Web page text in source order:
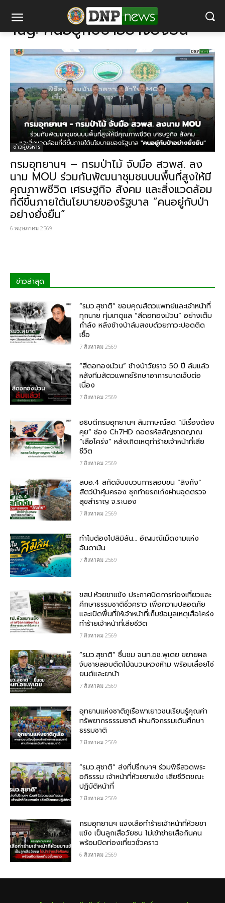
คนอยู่กับป่าอย่างยั่งยืน
Tag:คนอยู่กับป่าอย่างยั่งยืน
ข่าวผู้บริหาร
กรมอุทยานฯ – กรมป่าไม้ จับมือ สวพส.​ ลง
นาม MOU ร่วมกันพัฒนาชุมชนบนพื้นที่สูงให้มี
คุณภาพชีวิต เศรษฐกิจ สังคม และสิ่งแวดล้อม
ที่ดีขึ้นภายใต้นโยบายของรัฐบาล “คนอยู่กับป่า
อย่างยั่งยืน”
6 พฤษภาคม 2569
ข่าวล่าสุด
“รมว.สุชาติ” ขอบคุณสัตวแพทย์และเจ้าหน้าที่
ทุกนาย ทุ่มเทดูแล “สีดอทองม้วน” อย่างเต็ม
กำลัง หลังช้างป่าล้มสงบด้วยภาวะปอดติด
เชื้อ
7 สิงหาคม 2569
“สีดอทองม้วน” ช้างป่าวัยราว 50 ปี ล้มแล้ว
หลังทีมสัตวแพทย์รักษาอาการบาดเจ็บต่อ
เนื่อง
7 สิงหาคม 2569
อธิบดีกรมอุทยานฯ สัมภาษณ์สด “มีเรื่องต้อง
คุย” ช่อง Ch7HD ถอดรหัสสัญชาตญาณ
“เสือโคร่ง” หลังเกิดเหตุทำร้ายเจ้าหน้าที่เสีย
ชีวิต
7 สิงหาคม 2569
สบอ.4 สกัดจับขบวนการลอบขน “ลิงกัง”
สัตว์ป่าคุ้มครอง ซุกท้ายรถเก๋งผ่านจุดตรวจ
สุขสำราญ จ.ระนอง
7 สิงหาคม 2569
ทำไมต้องไปสิมิลัน… อัญมณีเม็ดงามแห่ง
อันดามัน
7 สิงหาคม 2569
ขสป.ห้วยขาแข้ง ประกาศปิดการท่องเที่ยวและ
ศึกษาธรรมชาติชั่วคราว เพื่อความปลอดภัย
และเปิดพื้นที่ให้เจ้าหน้าที่เก็บข้อมูลเหตุเสือโคร่ง
ทำร้ายเจ้าหน้าที่เสียชีวิต
7 สิงหาคม 2569
“รมว.สุชาติ” ชื่นชม​ จนท.อช.พุเตย​ ขยายผล
จับชายลอบตัดไม้ฉนวนหวงห้าม พร้อมเลื่อยโซ่
ยนต์และยาบ้า
7 สิงหาคม 2569
อุทยานแห่งชาติภูเรือพาเยาวชนเรียนรู้คุณค่า
ทรัพยากรธรรมชาติ ผ่านกิจกรรมเดินศึกษา
ธรรมชาติ
7 สิงหาคม 2569
“รมว.สุชาติ” ส่งที่ปรึกษาฯ ร่วมพิธีสวดพระ
อภิธรรม เจ้าหน้าที่ห้วยขาแข้ง เสียชีวิตขณะ
ปฏิบัติหน้าที่
7 สิงหาคม 2569
กรม​อุทยานฯ แจงเสือทำร้ายเจ้าหน้าที่ห้วยขา
แข้ง เป็นลูกเสือวัยซน ไม่เข้าข่ายเสือกินคน
พร้อมปิดท่องเที่ยวชั่วคราว
6 สิงหาคม 2569